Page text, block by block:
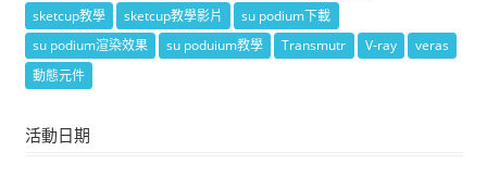
sketcup教學
sketcup教學影片
su podium下載
su podium渲染效果
su poduium教學 Transmutr V-ray
veras
動態元件
活動日期